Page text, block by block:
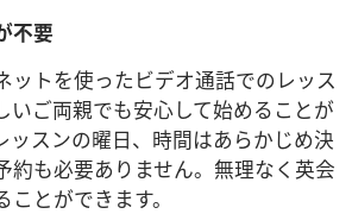
不要
ットを使ったビデオ通話でのレッス
いご両親でも安心して始めることが
ッスンの曜日、時間はあらかじめ決
約も必要ありません。無理なく英会
とができます。